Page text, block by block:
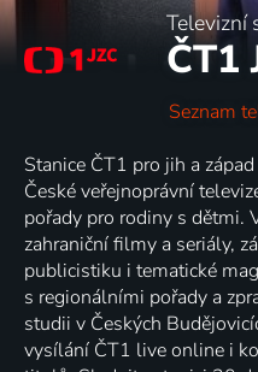
Televizní
ČT1
Seznam
Stanice ČT1 pro jih a
České veřejnoprávní
pořady pro rodiny s dětmi.
zahraniční filmy a seriály,
publicistiku i tematické
s regionálními pořady a
studii v Českých
vysílání ČT1 live online i